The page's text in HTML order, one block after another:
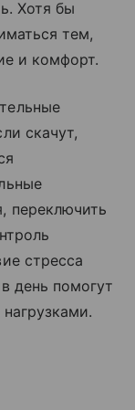
Хотя бы
тем,
и комфорт.
скачут,
переключить
стресса
день помогут